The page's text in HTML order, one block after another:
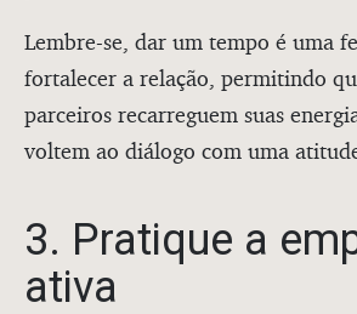
Lembre-se, dar um tempo é uma
fortalecer a relação, permitindo
parceiros recarreguem suas
voltem ao diálogo com uma
3. Pratique a
ativa